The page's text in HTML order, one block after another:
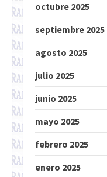
octubre 2025
septiembre 2025
agosto 2025
julio 2025
junio 2025
mayo 2025
febrero 2025
enero 2025